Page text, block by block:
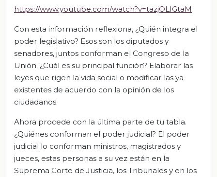
https://www.youtube.com/watch?v=tazjOLIGtaM
Con esta información reflexiona, ¿Quién integra el
poder legislativo? Esos son los diputados y
senadores, juntos conforman el Congreso de la
Unión. ¿Cuál es su principal función? Elaborar las
leyes que rigen la vida social o modificar las ya
existentes de acuerdo con la opinión de los
ciudadanos.
Ahora procede con la última parte de tu tabla.
¿Quiénes conforman el poder judicial? El poder
judicial lo conforman ministros, magistrados y
jueces, estas personas a su vez están en la
Suprema Corte de Justicia, los Tribunales y en los